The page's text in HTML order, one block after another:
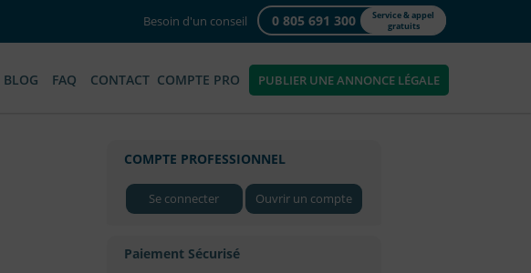
Besoin d'un conseil 0 805 691 300
Service & appel
gratuits
BLOG FAQ CONTACT COMPTE PRO PUBLIER UNE ANNONCE LÉGALE
COMPTE PROFESSIONNEL
Se connecter Ouvrir un compte
Paiement Sécurisé